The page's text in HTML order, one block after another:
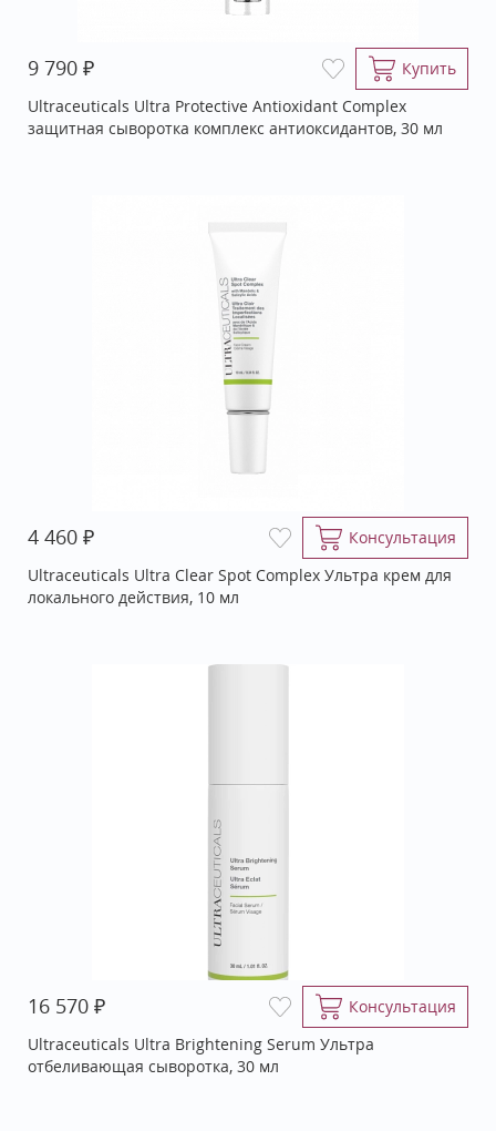
9 790 ₽
Купить
Ultraceuticals Ultra Protective Antioxidant Complex
защитная сыворотка комплекс антиоксидантов, 30 мл
4 460 ₽
Консультация
Ultraceuticals Ultra Clear Spot Complex Ультра крем для
локального действия, 10 мл
16 570 ₽
Консультация
Ultraceuticals Ultra Brightening Serum Ультра
отбеливающая сыворотка, 30 мл